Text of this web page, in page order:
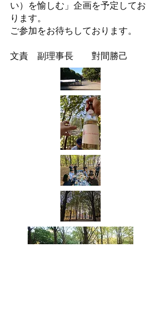
い）を愉しむ」企画を予定してお
ります。
ご参加をお待ちしております。
文責 副理事長 對間勝己